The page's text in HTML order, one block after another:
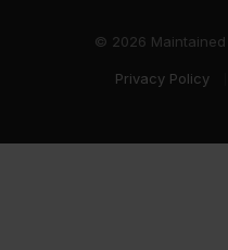
© 2026
Privacy Policy